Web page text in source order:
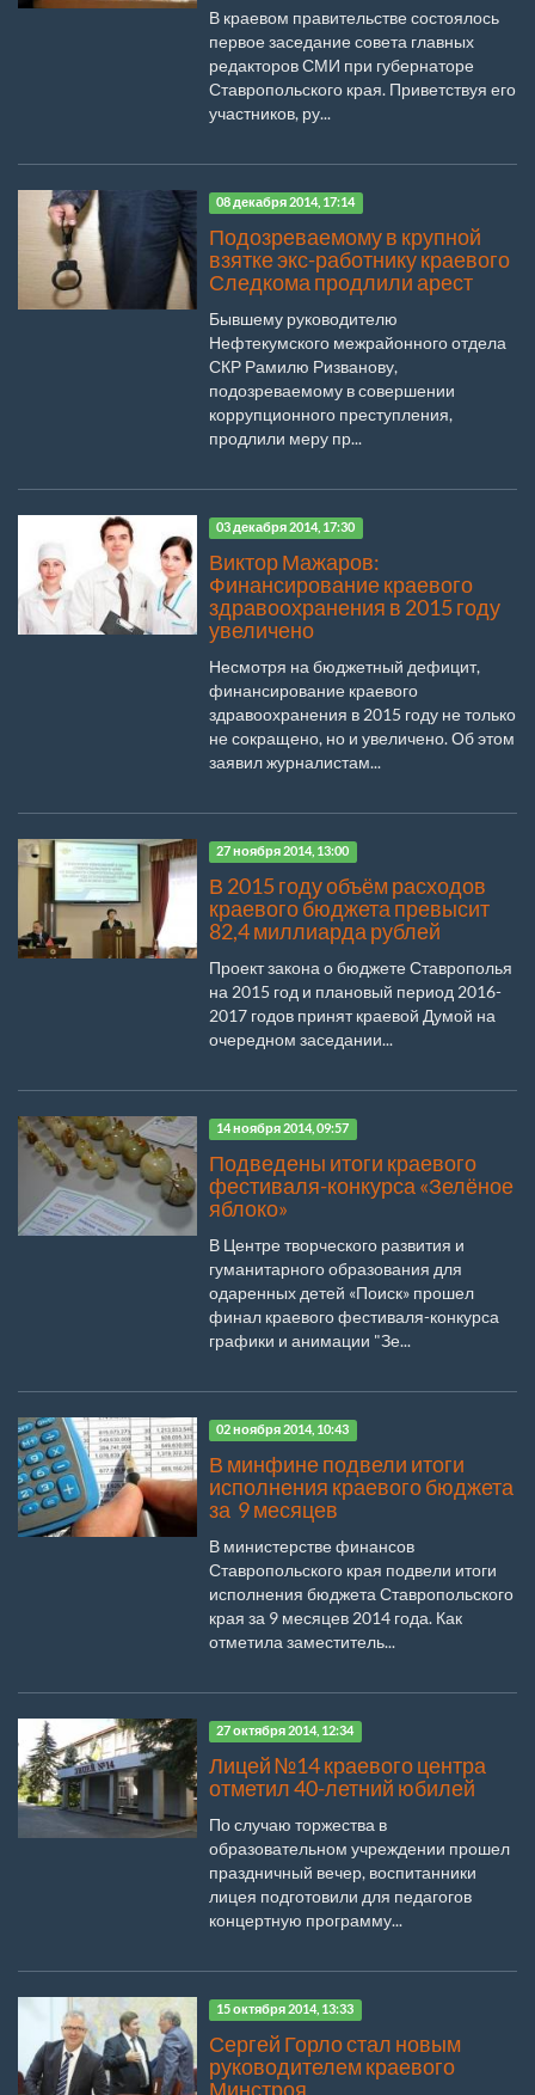
В краевом правительстве состоялось
первое заседание совета главных
редакторов СМИ при губернаторе
Ставропольского края. Приветствуя его
участников, ру...
08 декабря 2014, 17:14
Подозреваемому в крупной
взятке экс-работнику краевого
Следкома продлили арест
Бывшему руководителю
Нефтекумского межрайонного отдела
СКР Рамилю Ризванову,
подозреваемому в совершении
коррупционного преступления,
продлили меру пр...
03 декабря 2014, 17:30
Виктор Мажаров:
Финансирование краевого
здравоохранения в 2015 году
увеличено
Несмотря на бюджетный дефицит,
финансирование краевого
здравоохранения в 2015 году не только
не сокращено, но и увеличено. Об этом
заявил журналистам...
27 ноября 2014, 13:00
В 2015 году объём расходов
краевого бюджета превысит
82,4 миллиарда рублей
Проект закона о бюджете Ставрополья
на 2015 год и плановый период 2016-
2017 годов принят краевой Думой на
очередном заседании...
14 ноября 2014, 09:57
Подведены итоги краевого
фестиваля-конкурса «Зелёное
яблоко»
В Центре творческого развития и
гуманитарного образования для
одаренных детей «Поиск» прошел
финал краевого фестиваля-конкурса
графики и анимации "Зе...
02 ноября 2014, 10:43
В минфине подвели итоги
исполнения краевого бюджета
за 9 месяцев
В министерстве финансов
Ставропольского края подвели итоги
исполнения бюджета Ставропольского
края за 9 месяцев 2014 года. Как
отметила заместитель...
27 октября 2014, 12:34
Лицей №14 краевого центра
отметил 40-летний юбилей
По случаю торжества в
образовательном учреждении прошел
праздничный вечер, воспитанники
лицея подготовили для педагогов
концертную программу...
15 октября 2014, 13:33
Сергей Горло стал новым
руководителем краевого
Минстроя